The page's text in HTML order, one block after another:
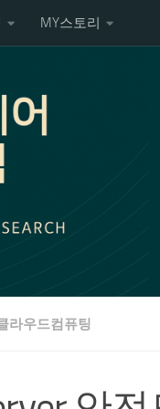
MY스토리
라우드컴퓨팅